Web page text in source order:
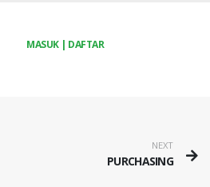
MASUK | DAFTAR
NEXT
PURCHASING